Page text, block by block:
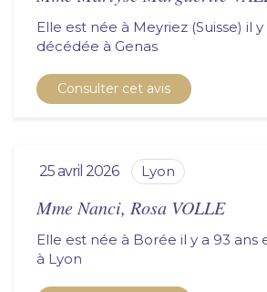
Elle est née à Meyriez (Suisse) il
décédée à
genas
Consulter cet avis
25 avril 2026 lyon
Mme Nanci, Rosa VOLLE
Elle est née à Borée il y a 93 ans
à
lyon